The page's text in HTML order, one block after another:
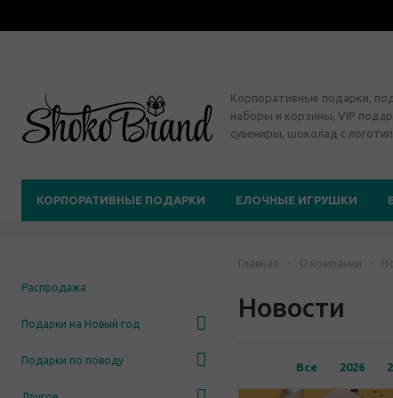
Корпоративные подарки,
наборы и корзины, VIP
сувениры, шоколад с
КОРПОРАТИВНЫЕ ПОДАРКИ ЕЛОЧНЫЕ ИГРУШКИ
Распродажа
Подарки на Новый год
Подарки по поводу
Главная - О компании -
Новости
Все 2026